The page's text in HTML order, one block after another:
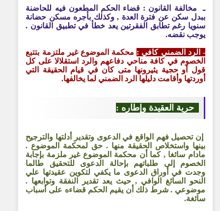
ـ
مخالفة القانون : قضاء الحكم المطعون فيه للحاضنة
ببدل سكن عن فترة العدة , وكذلك بأجره مسكن حضانة
سنويا رغم تطابق الفقرتين يعد خطأ في تطبيق القانون .
يوجب نقضه.
- الرد الضمني كافي : محكمة الموضوع غير ملتزمة بتتبع
الخصوم في كافة مناحي دفاعهم والرد استقلالا على كل
قول أو حجية يثيرونها متى كان في قيام الحقيقة التي
أوردتها وأقامت دليلها الرد الضمني لما يخالفها.
حرية العقيدة وإطاره :
إن تحصيل فهم الواقع في الدعوى وتقدير أدلتها والترجيح
بينها واستخلاص الحقيقة منها . حق لمحكمة الموضوع .
مادام سائغا , كما أن محكمة الموضوع غير ملزمة بإجابة
الخصوم إلى طلباتهم بإحالة الدعوى للتحقيق طالما
وجدت في أوراق الدعوى ما يكفي لتكوين عقيدتها علي
النحو السائغ الوافي , حيث يعد تقدير النفقة وتوابعها .
موضوعي . شرط ذلك أن يقيم الحكم قضاءه على أسباب
سائغة.